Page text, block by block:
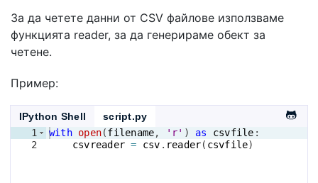
За да четете данни от CSV файлове използваме
функцията reader, за да генерираме обект за
четене.
Пример:
IPython Shell
script.py
1
2
with open(filename, 'r' ) as csvfile :
csvreader = csv . reader( csvfile)